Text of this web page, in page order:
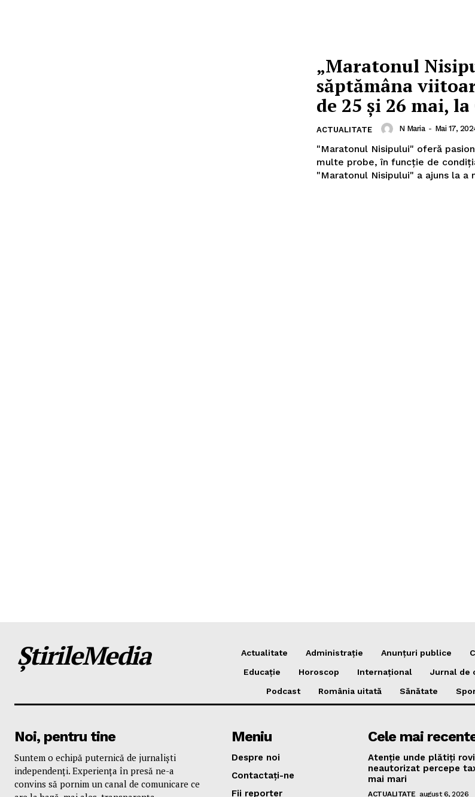
Pentru și mai mult
„Maratonul
săptămâna
de 25 și 26 mai,
ACTUALITATE N Maria - Mai 17,
"Maratonul Nisipului" oferă
multe probe, în funcție de
"Maratonul Nisipului" a ajuns la a
ȘtirileMedia Actualitate Administrație Anunțuri publice
Educație
Horoscop Internațional Jurnal de
Podcast
România uitată Sănătate
Noi, pentru tine
Suntem o echipă puternică de jurnaliști
independenți. Experiența în presă ne-a
convins să pornim un canal de comunicare ce
Meniu
Despre noi
Contactați-ne
Fii reporter
Cele mai
Atenție unde plătiți
neautorizat percepe
mai mari
ACTUALITATE august 6, 2026